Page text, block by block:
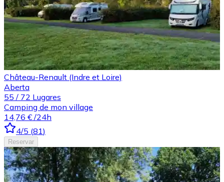
Château-Renault (Indre et Loire)
Aberta
55 / 72 Lugares
Camping de mon village
14,76 € /24h
4/5 (81)
Reservar